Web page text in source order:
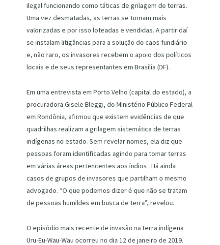
ilegal funcionando como táticas de grilagem de terras.
Uma vez desmatadas, as terras se tornam mais
valorizadas e por isso loteadas e vendidas. A partir daí
se instalam litigâncias para a solução do caos fundiário
e, não raro, os invasores recebem o apoio dos políticos
locais e de seus representantes em Brasília (DF).
Em uma entrevista em Porto Velho (capital do estado), a
procuradora Gisele Bleggi, do Ministério Público Federal
em Rondônia, afirmou que existem evidências de que
quadrilhas realizam a grilagem sistemática de terras
indígenas no estado. Sem revelar nomes, ela diz que
pessoas foram identificadas agindo para tomar terras
em várias áreas pertencentes aos índios . Há ainda
casos de grupos de invasores que partilham o mesmo
advogado. “O que podemos dizer é que não se tratam
de pessoas humildes em busca de terra”, revelou.
O episódio mais recente de invasão na terra indígena
Uru-Eu-Wau-Wau ocorreu no dia 12 de janeiro de 2019.